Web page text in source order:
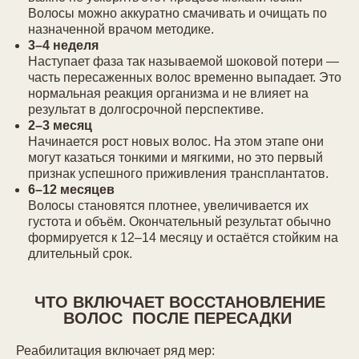
Волосы можно аккуратно смачивать и очищать по
назначенной врачом методике.
3–4 неделя
Наступает фаза так называемой шоковой потери —
часть пересаженных волос временно выпадает. Это
нормальная реакция организма и не влияет на
результат в долгосрочной перспективе.
2–3 месяц
Начинается рост новых волос. На этом этапе они
могут казаться тонкими и мягкими, но это первый
признак успешного приживления трансплантатов.
6–12 месяцев
Волосы становятся плотнее, увеличивается их
густота и объём. Окончательный результат обычно
формируется к 12–14 месяцу и остаётся стойким на
длительный срок.
ЧТО ВКЛЮЧАЕТ ВОССТАНОВЛЕНИЕ
ВОЛОС ПОСЛЕ ПЕРЕСАДКИ
Реабилитация включает ряд мер: